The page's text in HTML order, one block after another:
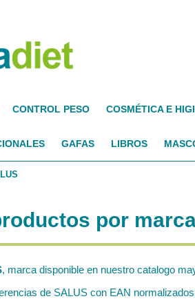
CONTROL PESO COSMÉTICA E
GAFAS LIBROS
por
, marca disponible en nuestro catalogo
de SALUS con EAN